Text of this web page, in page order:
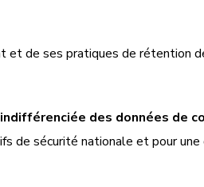
et de ses pratiques de rétention
des données de
de sécurité nationale et pour une